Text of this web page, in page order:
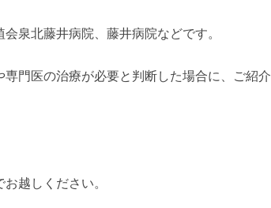
泉北藤井病院、藤井病院などです。
門医の治療が必要と判断した場合に、ご紹介
越しください。